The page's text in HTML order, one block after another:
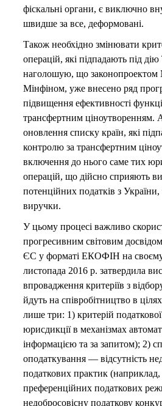
фіскальні органи, є виключно
швидше за все, деформовані.
Також необхідно змінювати
операцій, які підпадають під
наголошую, що
Мінфіном, уже внесено ряд
підвищення ефективності
трансфертним ціноутворенням.
оновлення списку країн, які
контролю за трансфертним
включення до нього саме тих
операцій, що дійсно сприяють
потенційних податків з України,
виручки.
У цьому процесі важливо
прогресивним світовим
ЄС у форматі ЕКОФІН на своєму
листопада 2016 р. затвердила
впровадження критеріїв з
йдуть на співробітництво в
лише три: 1) критерій
юрисдикції в механізмах
інформацією та за запитом); 2)
оподаткування — відсутність
податкових практик (наприклад,
преференційних податкових
недобросовісну податкову